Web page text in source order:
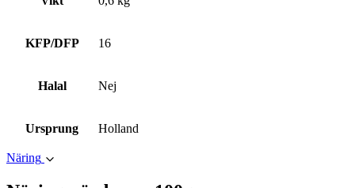
KFP/DFP 16
Halal Nej
Ursprung Holland
Näring